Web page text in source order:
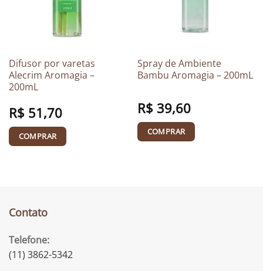
Difusor por varetas
Alecrim Aromagia –
200mL
R$51,70
COMPRAR
Spray de Ambiente
Bambu Aromagia – 200mL
R$39,60
COMPRAR
Contato
Telefone:
(11) 3862-5342